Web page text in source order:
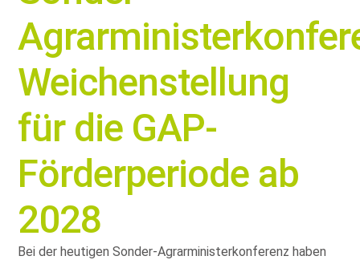
Weichenstellung
für die GAP-
Förderperiode ab
2028
Bei der heutigen Sonder-Agrarministerkonferenz haben